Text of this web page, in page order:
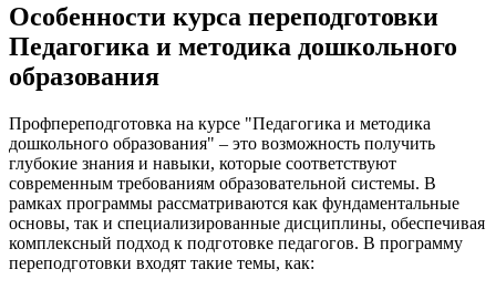
Особенности курса переподготовки
Педагогика и методика дошкольного
образования
Профпереподготовка на курсе "Педагогика и методика
дошкольного образования" – это возможность получить
глубокие знания и навыки, которые соответствуют
современным требованиям образовательной системы. В
рамках программы рассматриваются как фундаментальные
основы, так и специализированные дисциплины, обеспечивая
комплексный подход к подготовке педагогов. В программу
переподготовки входят такие темы, как: